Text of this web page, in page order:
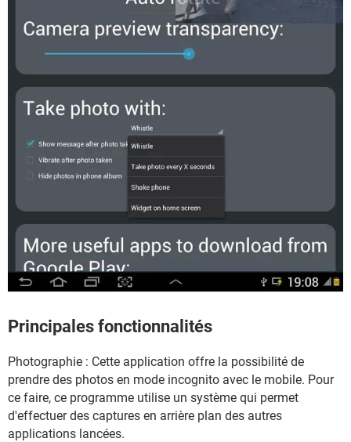
Principales fonctionnalités
Photographie : Cette application offre la possibilité de
prendre des photos en mode incognito avec le mobile. Pour
ce faire, ce programme utilise un système qui permet
d'effectuer des captures en arrière plan des autres
applications lancées.